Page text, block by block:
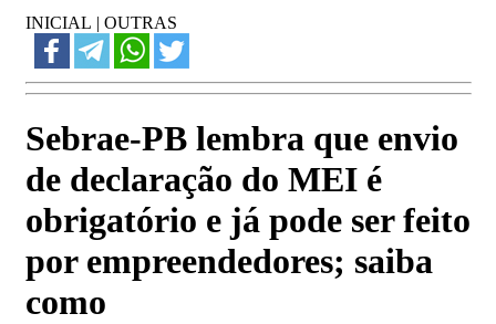
INICIAL | OUTRAS
Sebrae-PB lembra que envio
de declaração do MEI é
obrigatório e já pode ser feito
por empreendedores; saiba
como